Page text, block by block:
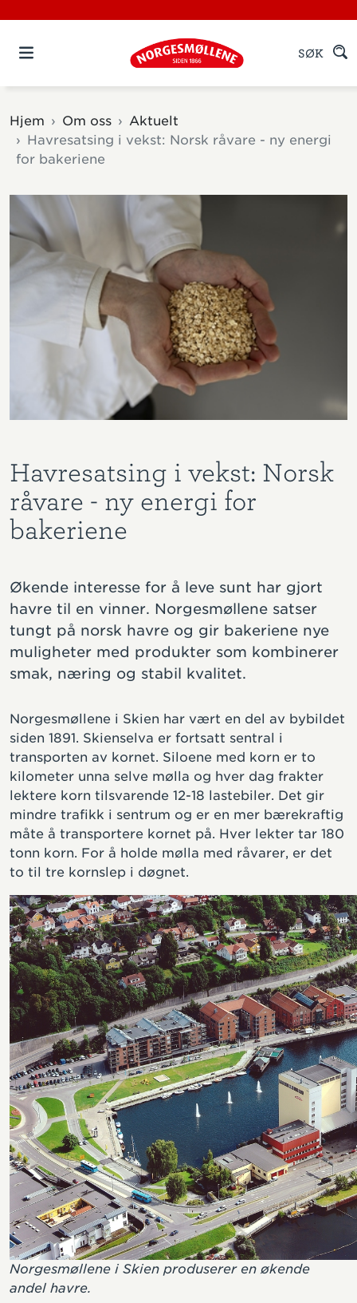
SØK
Hjem Om oss
Aktuelt
Havresatsing i vekst: Norsk råvare - ny energi
for bakeriene
Havresatsing i vekst: Norsk
råvare - ny energi for
bakeriene
Økende interesse for å leve sunt har gjort
havre til en vinner. Norgesmøllene satser
tungt på norsk havre og gir bakeriene nye
muligheter med produkter som kombinerer
smak, næring og stabil kvalitet.
Norgesmøllene i Skien har vært en del av bybildet
siden 1891. Skienselva er fortsatt sentral i
transporten av kornet. Siloene med korn er to
kilometer unna selve mølla og hver dag frakter
lektere korn tilsvarende 12-18 lastebiler. Det gir
mindre trafikk i sentrum og er en mer bærekraftig
måte å transportere kornet på. Hver lekter tar 180
tonn korn. For å holde mølla med råvarer, er det
to til tre kornslep i døgnet.
Norgesmøllene i Skien produserer en økende
andel havre.